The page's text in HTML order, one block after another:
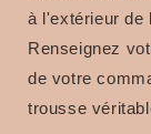
à l'extérieur de
Renseignez
de votre
trousse